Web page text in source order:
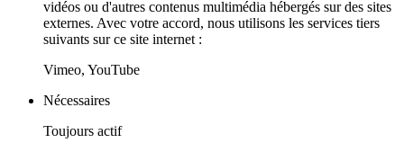
vidéos ou d'autres contenus multimédia hébergés sur des sites
externes. Avec votre accord, nous utilisons les services tiers
suivants sur ce site internet :
Vimeo, YouTube
Nécessaires
Toujours actif